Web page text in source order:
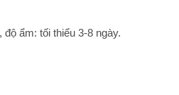
ẩm: tối thiểu 3-8 ngày.